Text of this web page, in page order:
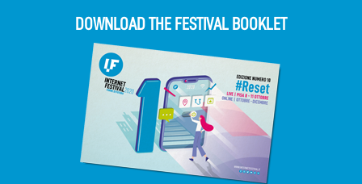
DOWNLOAD THE FESTIVAL BOOKLET